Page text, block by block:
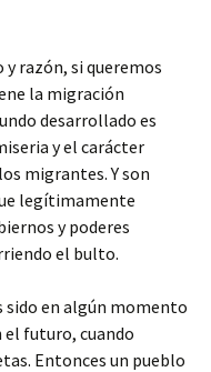
razón, si queremos
la migración
desarrollado es
y el carácter
migrantes. Y son
legítimamente
y poderes
el bulto.
sido en algún momento
futuro, cuando
Entonces un pueblo